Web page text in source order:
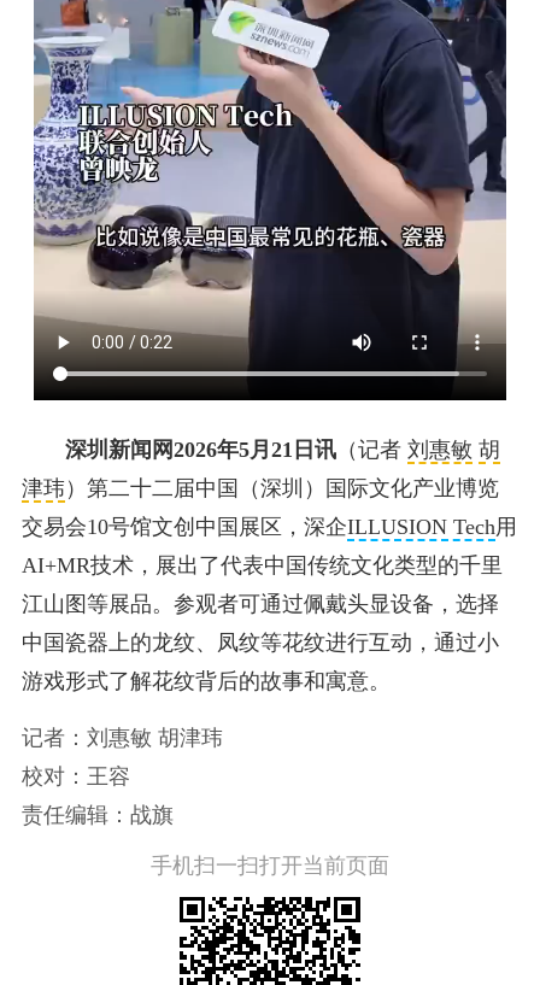
深圳新闻网2026年5月21日讯（记者 刘惠敏 胡
津玮）第二十二届中国（深圳）国际文化产业博览
交易会10号馆文创中国展区，深企ILLUSION Tech用
AI+MR技术，展出了代表中国传统文化类型的千里
江山图等展品。参观者可通过佩戴头显设备，选择
中国瓷器上的龙纹、凤纹等花纹进行互动，通过小
游戏形式了解花纹背后的故事和寓意。
记者：刘惠敏 胡津玮
校对：王容
责任编辑：战旗
手机扫一扫打开当前页面